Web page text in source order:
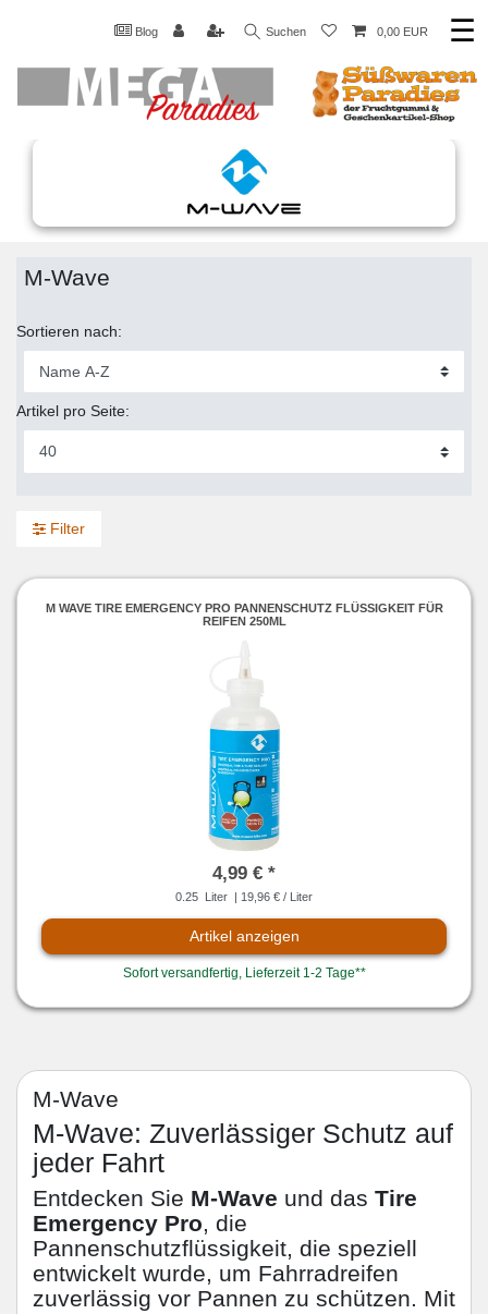
Blog Suchen 0,00 EUR ☰
M-Wave
Sortieren nach:
Artikel pro Seite:
Filter
M WAVE TIRE EMERGENCY PRO PANNENSCHUTZ FLÜSSIGKEIT FÜR
REIFEN 250ML
4,99 € *
0.25 Liter | 19,96 € / Liter
Artikel anzeigen
Sofort versandfertig, Lieferzeit 1-2 Tage**
M-Wave
M-Wave: Zuverlässiger Schutz auf
jeder Fahrt
Entdecken Sie M-Wave und das Tire
Emergency Pro, die
Pannenschutzflüssigkeit, die speziell
entwickelt wurde, um Fahrradreifen
zuverlässig vor Pannen zu schützen. Mit